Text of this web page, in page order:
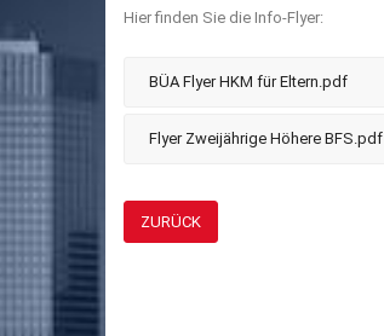
Hier finden Sie die Info-Flyer:
BÜA Flyer HKM für Eltern.pdf
Flyer Zweijährige Höhere BFS.pdf
ZURÜCK